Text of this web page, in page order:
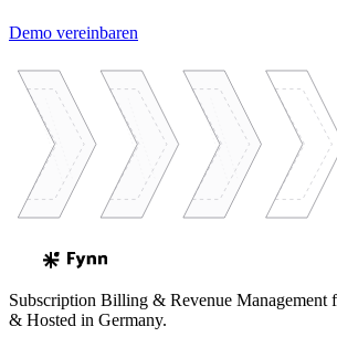
Demo vereinbaren
Subscription Billing & Revenue Management
& Hosted in Germany.